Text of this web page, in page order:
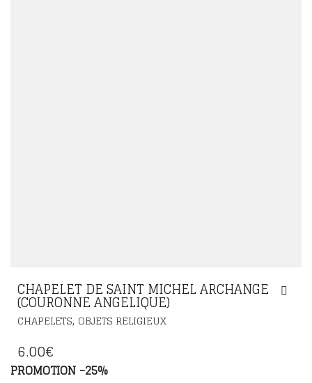
CHAPELET DE SAINT MICHEL ARCHANGE
(COURONNE ANGELIQUE)
CHAPELETS, OBJETS RELIGIEUX
6.00€
PROMOTION -25%